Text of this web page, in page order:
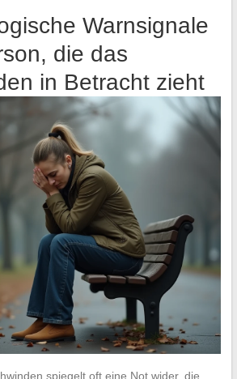
Warnsignale
die das
in Betracht zieht
spiegelt oft eine Not wider, die